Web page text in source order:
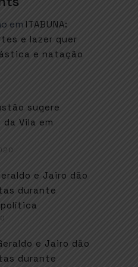
em ITABUNA:
e lazer quer
e natação
sugere
Vila em
e Jairo dão
durante
e Jairo dão
durante